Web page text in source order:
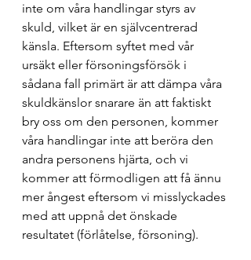
inte om våra handlingar styrs av
skuld, vilket är en självcentrerad
känsla. Eftersom syftet med vår
ursäkt eller försoningsförsök i
sådana fall primärt är att dämpa våra
skuldkänslor snarare än att faktiskt
bry oss om den personen, kommer
våra handlingar inte att beröra den
andra personens hjärta, och vi
kommer att förmodligen att få ännu
mer ångest eftersom vi misslyckades
med att uppnå det önskade
resultatet (förlåtelse, försoning).